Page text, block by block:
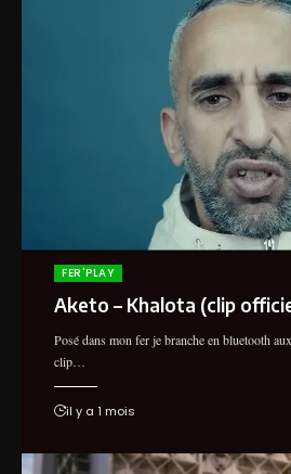
S-PION (IGD) -
STUDIO
Enlivedufer
FER'PLAY
Aketo – Khalota (clip
Posé dans mon fer je branche en bluetooth
clip…
il y a 1 mois